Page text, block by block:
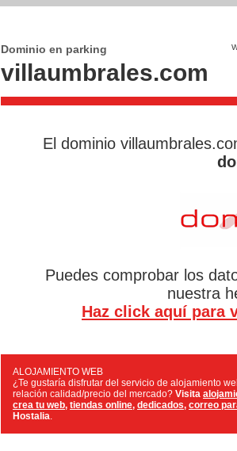
Dominio en parking
villaumbrales.com
El dominio
Puedes comprobar los
nuestra
Haz click aquí para
ALOJAMIENTO WEB
¿Te gustaría disfrutar del servicio de alojamiento
relación calidad/precio del mercado? Visita
crea tu web, tiendas online, dedicados, correo
Hostalia.